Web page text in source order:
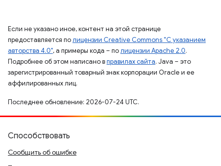
Если не указано иное, контент на этой странице
предоставляется полицензии Creative Commons "С указанием
авторства 4.0", а примеры кода – полицензии Apache 2.0.
Подробнее об этом написано вправилах сайта. Java – это
зарегистрированный товарный знак корпорации Oracle и ее
аффилированных лиц.
Последнее обновление: 2026-07-24 UTC.
Способствовать
Сообщить об ошибке